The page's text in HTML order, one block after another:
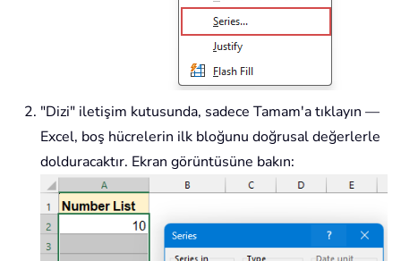
"Dizi" iletişim kutusunda, sadece Tamam'a tıklayın —
Excel, boş hücrelerin ilk bloğunu doğrusal değerlerle
dolduracaktır. Ekran görüntüsüne bakın: